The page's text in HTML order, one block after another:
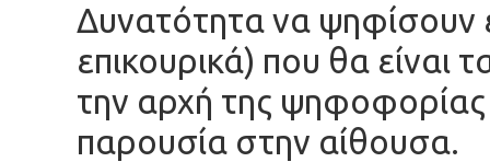
Δυνατότητα να ψηφίσουν
επικουρικά) που θα είναι
την αρχή της ψηφοφορίας
παρουσία στην αίθουσα.